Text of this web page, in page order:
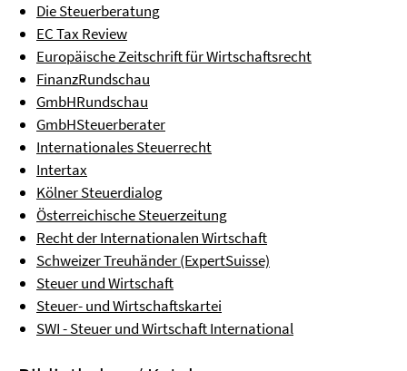
Die Steuerberatung
EC Tax Review
Europäische Zeitschrift für Wirtschaftsrecht
FinanzRundschau
GmbHRundschau
GmbHSteuerberater
Internationales Steuerrecht
Intertax
Kölner Steuerdialog
Österreichische Steuerzeitung
Recht der Internationalen Wirtschaft
Schweizer Treuhänder (ExpertSuisse)
Steuer und Wirtschaft
Steuer- und Wirtschaftskartei
SWI - Steuer und Wirtschaft International